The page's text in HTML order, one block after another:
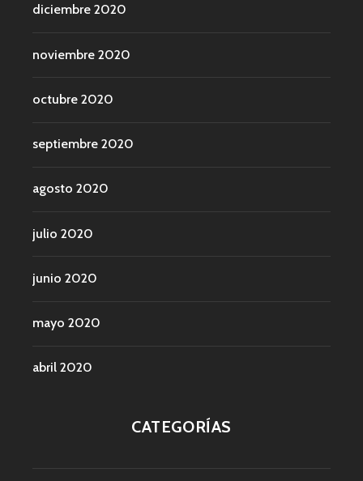
diciembre 2020
noviembre 2020
octubre 2020
septiembre 2020
agosto 2020
julio 2020
junio 2020
mayo 2020
abril 2020
CATEGORÍAS